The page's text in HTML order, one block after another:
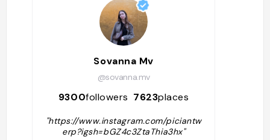
Sovanna Mv
@sovanna.mv
9300followers 7623places
"https://www.instagram.com/piciantw
erp?igsh=bGZ4c3ZtaThia3hx"